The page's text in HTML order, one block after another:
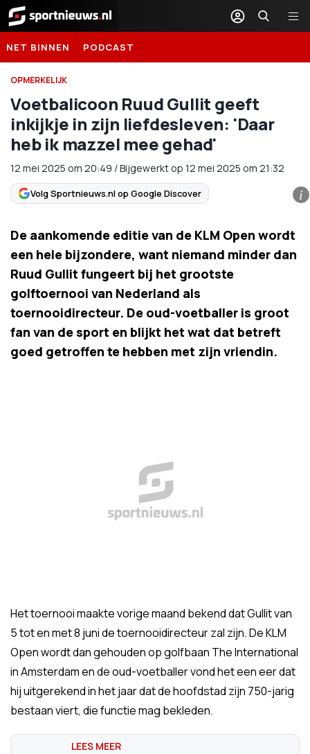
Sportnieuws.nl
NET BINNEN PODCAST
OPMERKELIJK
Voetbalicoon Ruud Gullit geeft
inkijkje in zijn liefdesleven: 'Daar
heb ik mazzel mee gehad'
12 mei 2025 om 20:49 /Bijgewerkt op 12 mei 2025 om 21:32
Volg Sportnieuws.nl op Google Discover i
De aankomende editie van de KLM Open wordt
een hele bijzondere, want niemand minder dan
Ruud Gullit fungeert bij het grootste
golftoernooi van Nederland als
toernooidirecteur. De oud-voetballer is groot
fan van de sport en blijkt het wat dat betreft
goed getroffen te hebben met zijn vriendin.
Het toernooi maakte vorige maand bekend dat Gullit van
5 tot en met 8 juni de toernooidirecteur zal zijn. De KLM
Open wordt dan gehouden op golfbaan The International
in Amsterdam en de oud-voetballer vond het een eer dat
hij uitgerekend in het jaar dat de hoofdstad zijn 750-jarig
bestaan viert, die functie mag bekleden.